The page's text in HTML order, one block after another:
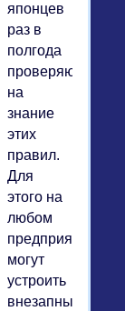
японцев
раз в
полгода
проверяют
на
знание
этих
правил.
Для
этого на
любом
предприятии
могут
устроить
внезапные